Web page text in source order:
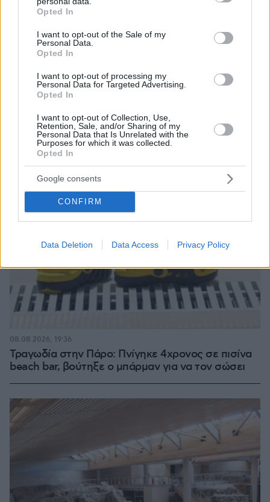
grant or deny consent to Google and its third-party tags to
use your data for below specified purposes in below Google
consent section.
Opted In
I want to opt-out of the Sale of my
Personal Data.
Opted In
I want to opt-out of processing my
Personal Data for Targeted Advertising.
Opted In
I want to opt-out of Collection, Use,
Retention, Sale, and/or Sharing of my
Personal Data that Is Unrelated with the
Purposes for which it was collected.
Opted In
Google consents
CONFIRM
Data Deletion Data Access Privacy Policy
ΔΕΙΤΕ ΟΛΕΣ ΤΙΣ ΕΙΔΗΣΕΙΣ
ΤΑ ΠΙΟ ΔΗΜΟΦΙΛΗ
Τραγωδία στην Πάρο: Πνίγηκε 4χρονος σε πισίνα
beach bar, βούτηξε ο μπάρμαν για να τον σώσει
08.08.2026, 19:36